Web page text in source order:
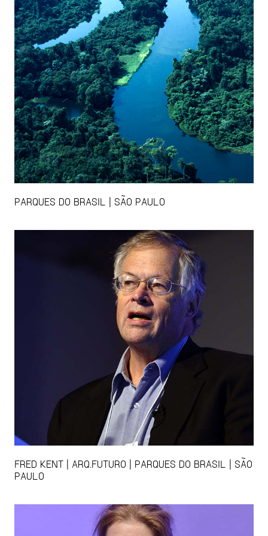
PARQUES DO BRASIL | SÃO PAULO
FRED KENT | ARQ.FUTURO | PARQUES DO BRASIL | SÃO
PAULO